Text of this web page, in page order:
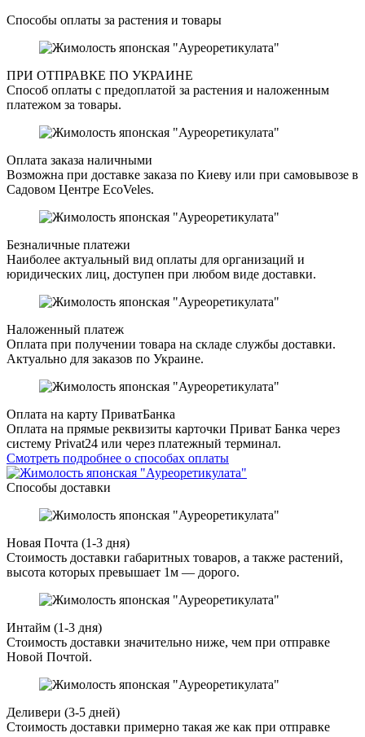
Способы оплаты за растения и товары
ПРИ ОТПРАВКЕ ПО УКРАИНЕ
Способ оплаты с предоплатой за растения и наложенным
платежом за товары.
Оплата заказа наличными
Возможна при доставке заказа по Киеву или при самовывозе в
Садовом Центре EcoVeles.
Безналичные платежи
Наиболее актуальный вид оплаты для организаций и
юридических лиц, доступен при любом виде доставки.
Наложенный платеж
Оплата при получении товара на складе службы доставки.
Актуально для заказов по Украине.
Оплата на карту ПриватБанка
Оплата на прямые реквизиты карточки Приват Банка через
систему Privat24 или через платежный терминал.
Смотреть подробнее о способах оплаты
Способы доставки
Новая Почта (1-3 дня)
Стоимость доставки габаритных товаров, а также растений,
высота которых превышает 1м — дорого.
Интайм (1-3 дня)
Стоимость доставки значительно ниже, чем при отправке
Новой Почтой.
Деливери (3-5 дней)
Стоимость доставки примерно такая же как при отправке